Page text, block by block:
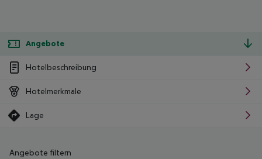
Angebote
Hotelbeschreibung
Hotelmerkmale
Lage
Angebote filtern